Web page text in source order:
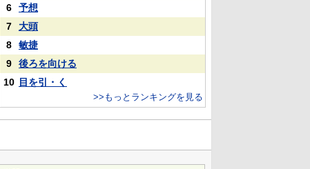
6
予想
7
大頭
8
敏捷
9
後ろを向ける
10 目を引・く
>>もっとランキングを見る